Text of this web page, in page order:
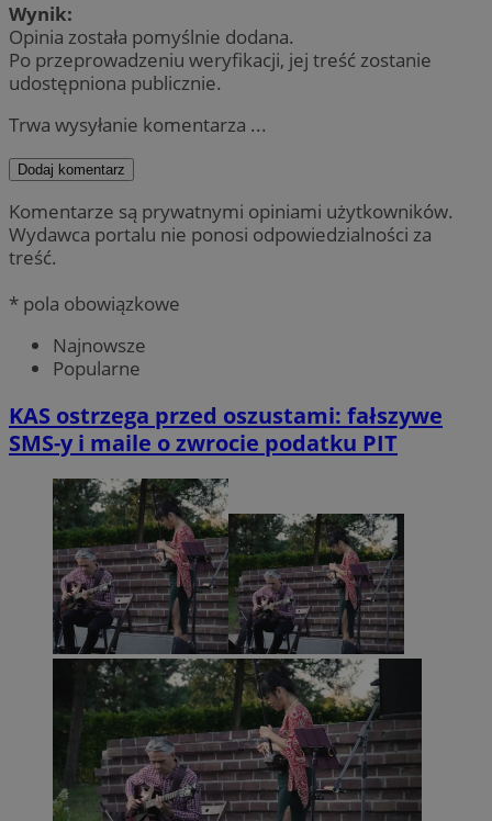
Wynik:
Opinia została pomyślnie dodana.
Po przeprowadzeniu weryfikacji, jej treść zostanie
udostępniona publicznie.
Trwa wysyłanie komentarza ...
Dodaj komentarz
Komentarze są prywatnymi opiniami użytkowników.
Wydawca portalu nie ponosi odpowiedzialności za
treść.
* pola obowiązkowe
Najnowsze
Popularne
KAS ostrzega przed oszustami: fałszywe
SMS-y i maile o zwrocie podatku PIT